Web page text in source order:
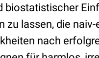
biostatistischer
zu lassen, die
nach